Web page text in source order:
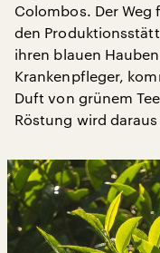
Colombos. Der
den
ihren blauen
Krankenpfleger,
Duft von grünem
Röstung wird